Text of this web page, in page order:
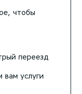
чтобы
переезд
услуги